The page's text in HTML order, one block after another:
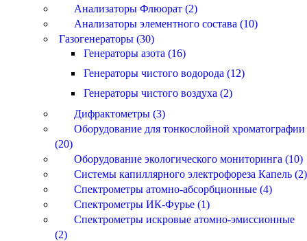
Анализаторы Флюорат (2)
Анализаторы элементного состава (10)
Газогенераторы (30)
Генераторы азота (16)
Генераторы чистого водорода (12)
Генераторы чистого воздуха (2)
Дифрактометры (3)
Оборудование для тонкослойной хроматографии
(20)
Оборудование экологического мониторинга (10)
Системы капиллярного электрофореза Капель (2)
Спектрометры атомно-абсорбционные (4)
Спектрометры ИК-Фурье (1)
Спектрометры искровые атомно-эмиссионные
(2)